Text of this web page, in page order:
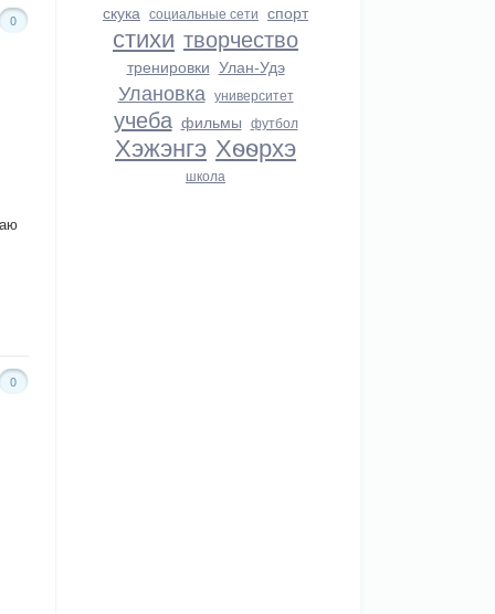
0
0
скука социальные сети спорт
стихи творчество
тренировки Улан-Удэ
Улановка университет
учеба фильмы футбол
Хэжэнгэ Хѳѳрхэ
школа